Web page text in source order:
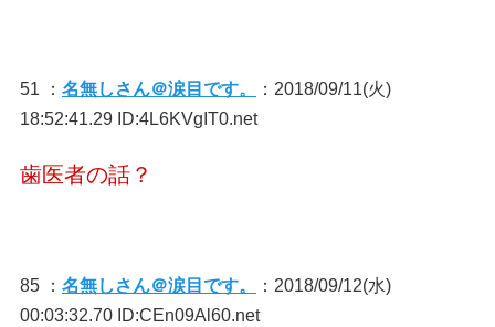
51 ： 名無しさん＠涙目です。
：2018/09/11(火)
18:52:41.29 ID:4L6KVgIT0.net
歯医者の話？
85 ： 名無しさん＠涙目です。
：2018/09/12(水)
00:03:32.70 ID:CEn09Al60.net